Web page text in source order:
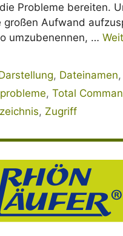
Probleme bereiten.
großen Aufwand
umzubenennen, …
, Dateinamen,
probleme, Total
, Zugriff